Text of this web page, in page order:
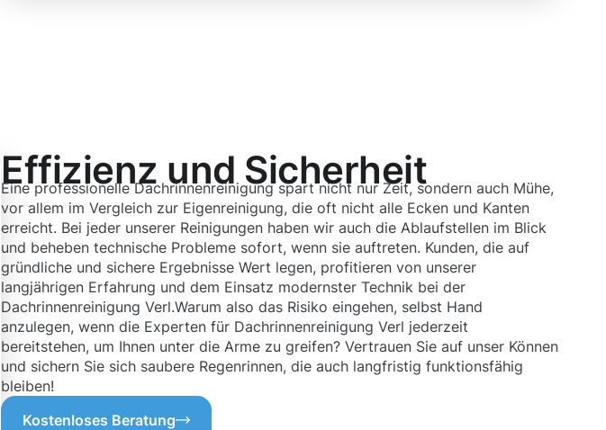
Effizienz und Sicherheit
Eine professionelle Dachrinnenreinigung spart nicht nur Zeit, sondern auch Mühe,
vor allem im Vergleich zur Eigenreinigung, die oft nicht alle Ecken und Kanten
erreicht. Bei jeder unserer Reinigungen haben wir auch die Ablaufstellen im Blick
und beheben technische Probleme sofort, wenn sie auftreten. Kunden, die auf
gründliche und sichere Ergebnisse Wert legen, profitieren von unserer
langjährigen Erfahrung und dem Einsatz modernster Technik bei der
Dachrinnenreinigung Verl.Warum also das Risiko eingehen, selbst Hand
anzulegen, wenn die Experten für Dachrinnenreinigung Verl jederzeit
bereitstehen, um Ihnen unter die Arme zu greifen? Vertrauen Sie auf unser Können
und sichern Sie sich saubere Regenrinnen, die auch langfristig funktionsfähig
bleiben!
Kostenloses Beratung